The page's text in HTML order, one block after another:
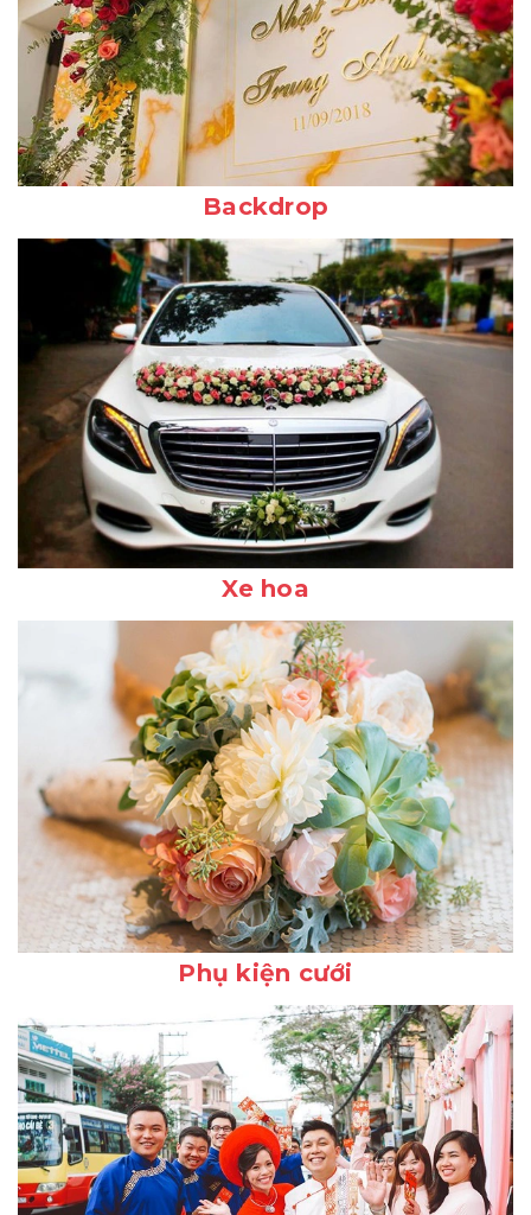
Backdrop
Xe hoa
Phụ kiện cưới